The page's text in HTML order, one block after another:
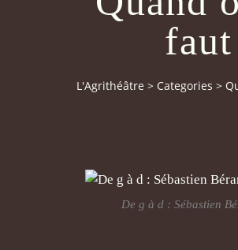
L'Agrithéâtre > Categories >
De g à d : Sébastien